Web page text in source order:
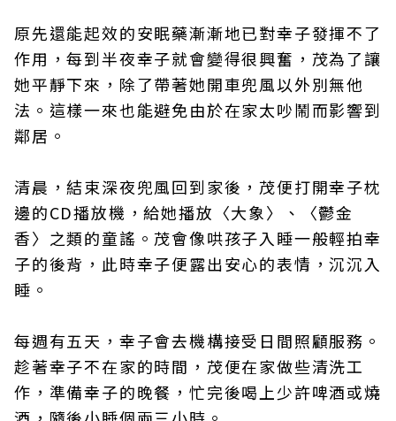
原先還能起效的安眠藥漸漸地已對幸子發揮不了
作用，每到半夜幸子就會變得很興奮，茂為了讓
她平靜下來，除了帶著她開車兜風以外別無他
法。這樣一來也能避免由於在家太吵鬧而影響到
鄰居。
清晨，結束深夜兜風回到家後，茂便打開幸子枕
邊的CD播放機，給她播放〈大象〉、〈鬱金
香〉之類的童謠。茂會像哄孩子入睡一般輕拍幸
子的後背，此時幸子便露出安心的表情，沉沉入
睡。
每週有五天，幸子會去機構接受日間照顧服務。
趁著幸子不在家的時間，茂便在家做些清洗工
作，準備幸子的晚餐，忙完後喝上少許啤酒或燒